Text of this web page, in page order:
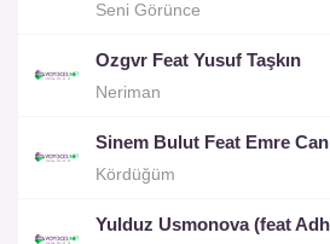
Seni Görünce
Ozgvr Feat Yusuf Taşkın
Neriman
Sinem Bulut Feat Emre Can
Kördüğüm